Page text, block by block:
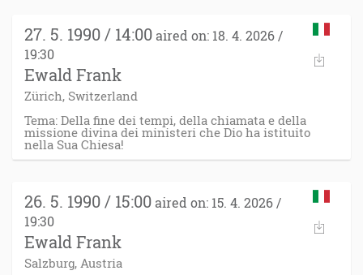
27. 5. 1990 / 14:00 aired on: 18. 4. 2026 /
19:30
Ewald Frank
Zürich, Switzerland
Tema: Della fine dei tempi, della chiamata e della
missione divina dei ministeri che Dio ha istituito
nella Sua Chiesa!
26. 5. 1990 / 15:00 aired on: 15. 4. 2026 /
19:30
Ewald Frank
Salzburg, Austria